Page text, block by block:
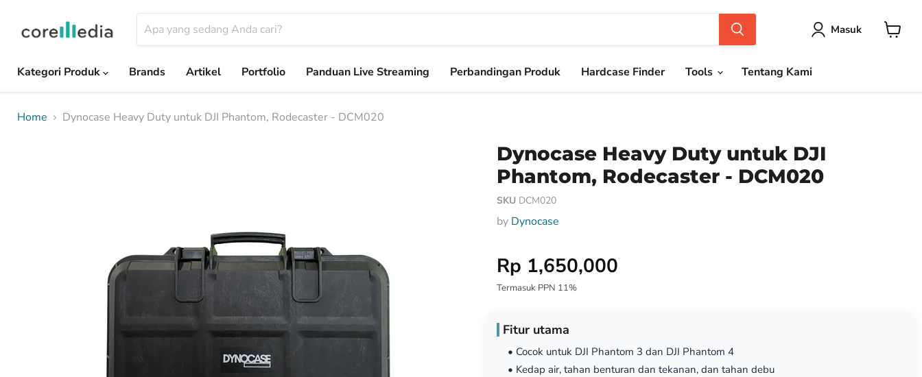
Masuk
Kategori Produk
Brands Artikel Portfolio Panduan Live Streaming Perbandingan Produk Hardcase Finder Tools Tentang Kami
Home Dynocase Heavy Duty untuk DJI Phantom, Rodecaster - DCM020
Dynocase Heavy Duty untuk DJI
Phantom, Rodecaster - DCM020
SKU DCM020
by Dynocase
Harga Special
Rp 1,650,000
Termasuk PPN 11%
Fitur utama
• Cocok untuk DJI Phantom 3 dan DJI Phantom 4
• Kedap air, tahan benturan dan tekanan, dan tahan debu